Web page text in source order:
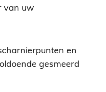
van uw
en
gesmeerd